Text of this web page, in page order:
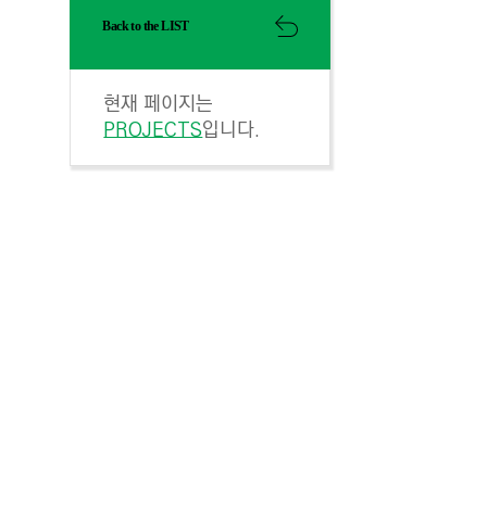
Back to the LIST
현재 페이지는
PROJECTS입니다.